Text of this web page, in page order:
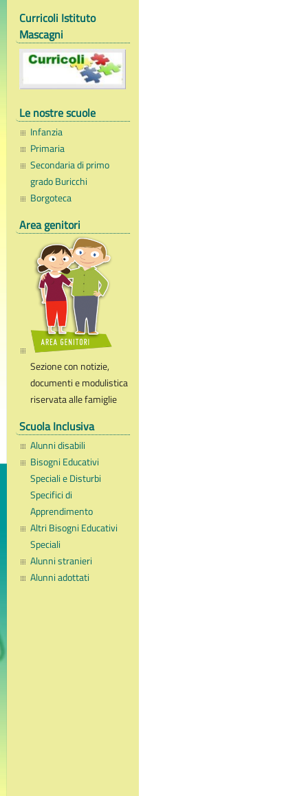
Curricoli Istituto
Mascagni
Le nostre scuole
Infanzia
Primaria
Secondaria di primo
grado Buricchi
Borgoteca
Area genitori
Sezione con notizie,
documenti e modulistica
riservata alle famiglie
Scuola Inclusiva
Alunni disabili
Bisogni Educativi
Speciali e Disturbi
Specifici di
Apprendimento
Altri Bisogni Educativi
Speciali
Alunni stranieri
Alunni adottati